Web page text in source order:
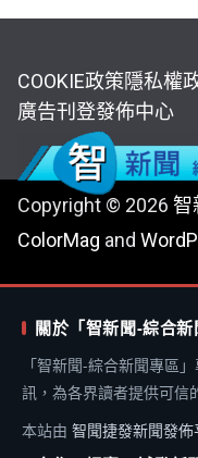
COOKIE政策隱私權
廣告刊登發佈中心
Copyright © 2026 智
ColorMag and
關於「智新聞-綜合新
「智新聞-綜合新聞專區
訊，為各界讀者提供可信
本站由 智聞捷發新聞發佈